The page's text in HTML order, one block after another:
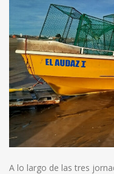
A lo largo de las tres